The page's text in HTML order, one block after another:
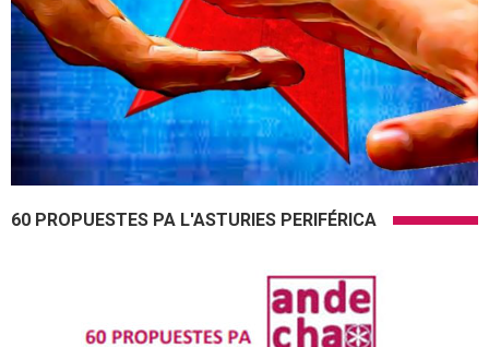
60 PROPUESTES PA L'ASTURIES PERIFÉRICA